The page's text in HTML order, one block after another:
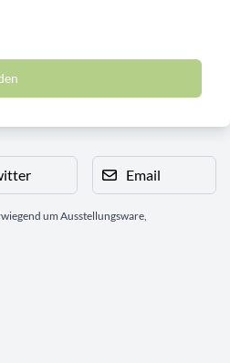
Email
um Ausstellungsware,